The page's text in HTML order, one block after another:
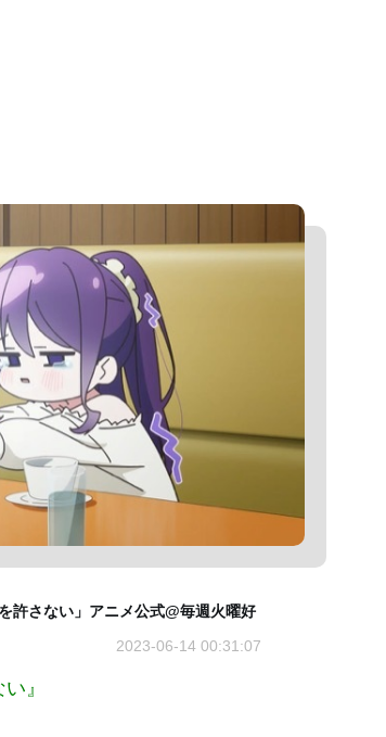
許さない」アニメ公式@毎週火曜好
2023-06-14 00:31:07
』